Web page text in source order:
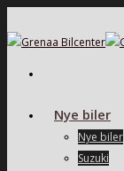
Nye biler
Nye biler
Suzuki